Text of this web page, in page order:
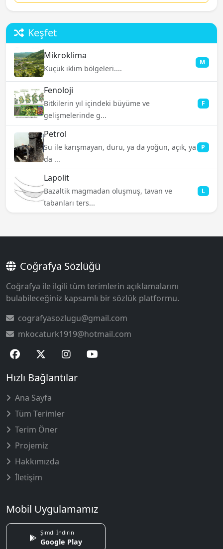
Keşfet
Mikroklima
Küçük iklim bölgeleri....
M
Fenoloji
Bitkilerin yıl içindeki büyüme ve
gelişmelerinde g...
F
Petrol
Su ile karışmayan, duru, ya da yoğun, açık, ya
da ...
P
Lapolit
Bazaltik magmadan oluşmuş, tavan ve
tabanları ters...
L
Coğrafya Sözlüğü
Coğrafya ile ilgili tüm terimlerin açıklamalarını
bulabileceğiniz kapsamlı bir sözlük platformu.
cografyasozlugu@gmail.com
mkocaturk1919@hotmail.com
Hızlı Bağlantılar
Ana Sayfa
Tüm Terimler
Terim Öner
Projemiz
Hakkımızda
İletişim
Mobil Uygulamamız
Şimdi İndirin
Google Play